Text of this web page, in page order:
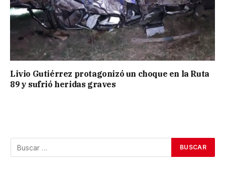
Livio Gutiérrez protagonizó un choque en la Ruta
89 y sufrió heridas graves